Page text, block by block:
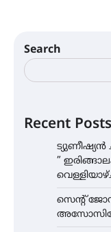
Search
Recent Posts
ട്യുണീഷ്യൻ
”
സെന്റ്